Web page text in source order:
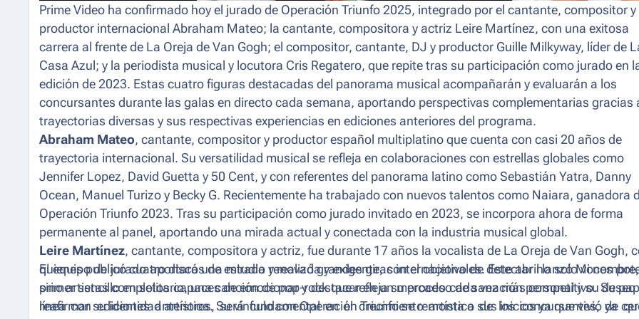
Prime Video ha confirmado hoy el jurado de Operación Triunfo 2025, integrado por el cantante, compositor y
productor internacional Abraham Mateo; la cantante, compositora y actriz Leire Martínez, con una exitosa
carrera al frente de La Oreja de Van Gogh; el compositor, cantante, DJ y productor Guille Milkyway, líder de
Casa Azul; y la periodista musical y locutora Cris Regatero, que repite tras su participación como jurado en
edición de 2023. Estas cuatro figuras destacadas del panorama musical acompañarán y evaluarán a los
concursantes durante las galas en directo cada semana, aportando perspectivas complementarias gracias
trayectorias diversas y sus respectivas experiencias en ediciones anteriores del programa.
Abraham Mateo, cantante, compositor y productor español multiplatino que cuenta con casi 20 años de
trayectoria internacional. Su versatilidad musical se refleja en colaboraciones con estrellas globales como
Jennifer Lopez, David Guetta y 50 Cent, y con referentes del panorama latino como Sebastián Yatra, Danny
Ocean, Manuel Turizo y Becky G. Recientemente ha trabajado con nuevos talentos como Naiara, ganadora
Operación Triunfo 2023. Tras su participación como jurado invitado en 2023, se incorpora ahora de forma
permanente al panel, aportando una mirada actual y conectada con la industria musical global.
Leire Martínez, cantante, compositora y actriz, fue durante 17 años la vocalista de La Oreja de Van Gogh,
quienes publicó cuatro discos de estudio y realizó grandes giras internacionales. Este abril lanzóMi nombre
primer sencillo en solitario, una canción de pop-rock que refleja su proceso de sanación personal y su deseo
reafirmar su identidad artística. Su vínculo conOperación Triunfose remonta a sus inicios ya que vivió de
El equipo de jurado aportará una mirada renovada y exigente, con el objetivo de detectar no solo voces
sino artistas completos capaces de emocionar y destacar en un mercado cada vez más competitivo. Su
línea con ediciones anteriores, será fundamental en el crecimiento artístico de los concursantes, ya